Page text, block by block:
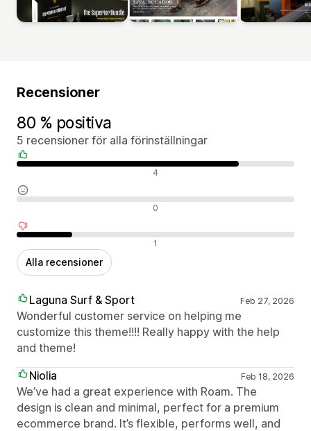
Recensioner
80 % positiva
5 recensioner för alla förinställningar
Positiva recensioner 4
Neutrala recensioner 0
Negativa recensioner 1
Alla recensioner
Laguna Surf & Sport Feb 27, 2026
Wonderful customer service on helping me
customize this theme!!!! Really happy with the help
and theme!
Niolia
Feb 18, 2026
We’ve had a great experience with Roam. The
design is clean and minimal, perfect for a premium
ecommerce brand. It’s flexible, performs well, and